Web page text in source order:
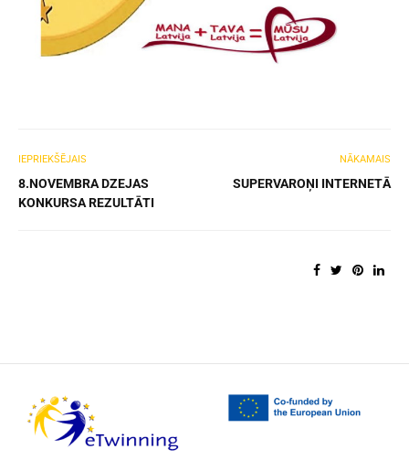
IEPRIEKŠĒJAIS
8.NOVEMBRA DZEJAS
KONKURSA REZULTĀTI
NĀKAMAIS
SUPERVAROŅI INTERNETĀ